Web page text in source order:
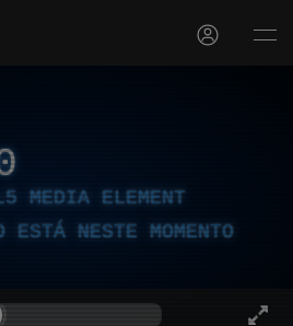
MEDIA ELEMENT
ESTÁ NESTE MOMENTO